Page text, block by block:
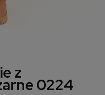
z
0224